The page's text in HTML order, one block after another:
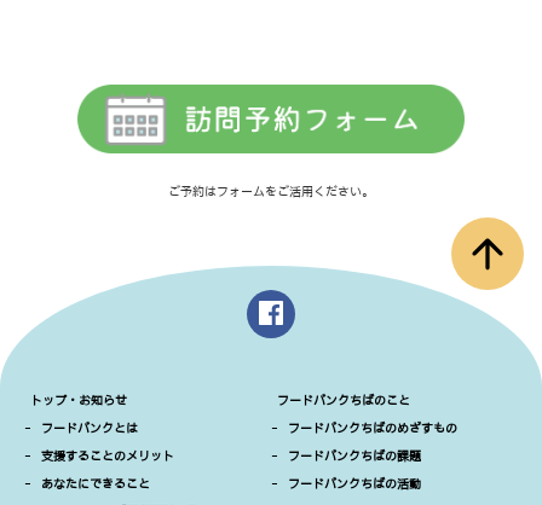
ご予約はフォームをご活用ください。
arrow_upward
トップ・お知らせ
- フードバンクとは
- 支援することのメリット
- あなたにできること
フードバンクちばのこと
- フードバンクちばのめざすもの
- フードバンクちばの課題
- フードバンクちばの活動